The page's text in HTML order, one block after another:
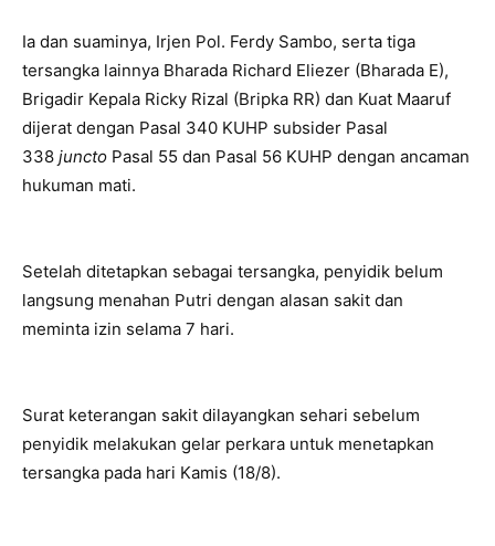
Ia dan suaminya, Irjen Pol. Ferdy Sambo, serta tiga
tersangka lainnya Bharada Richard Eliezer (Bharada E),
Brigadir Kepala Ricky Rizal (Bripka RR) dan Kuat Maaruf
dijerat dengan Pasal 340 KUHP subsider Pasal
338 juncto Pasal 55 dan Pasal 56 KUHP dengan ancaman
hukuman mati.
Setelah ditetapkan sebagai tersangka, penyidik belum
langsung menahan Putri dengan alasan sakit dan
meminta izin selama 7 hari.
Surat keterangan sakit dilayangkan sehari sebelum
penyidik melakukan gelar perkara untuk menetapkan
tersangka pada hari Kamis (18/8).